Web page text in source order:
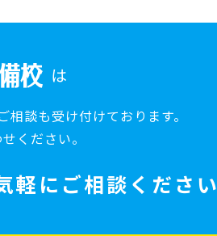
は
相談も受け付けております。
ください。
軽にご相談ください